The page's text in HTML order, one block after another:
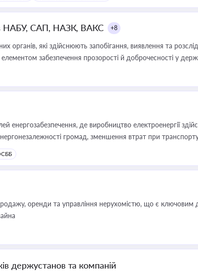
НАБУ, САП, НАЗК, ВАКС +8
органів, які здійснюють запобігання, виявлення та
забезпечення прозорості й доброчесності у
енергозабезпечення, де виробництво електроенергії
громад, зменшення втрат при
оренди та управління нерухомістю, що є ключовим
держустанов та компаній